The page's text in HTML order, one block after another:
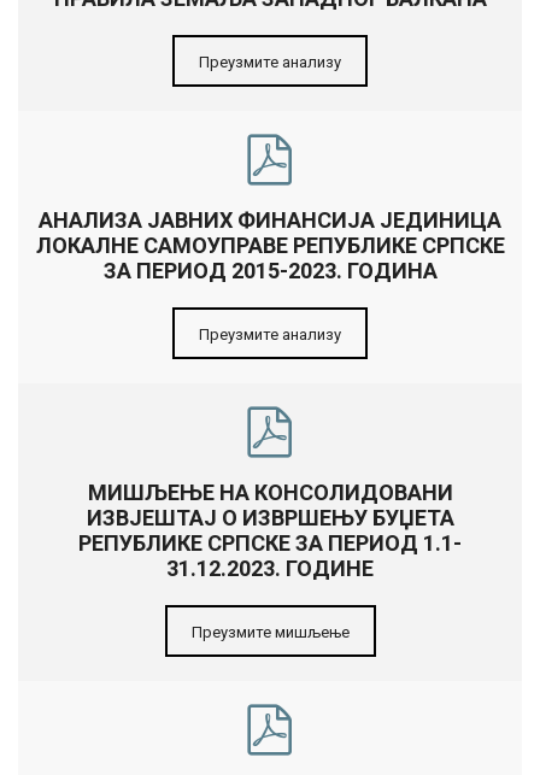
Преузмите анализу
АНАЛИЗА ЈАВНИХ ФИНАНСИЈА ЈЕДИНИЦА
ЛОКАЛНЕ САМОУПРАВЕ РЕПУБЛИКЕ СРПСКЕ
ЗА ПЕРИОД 2015-2023. ГОДИНА
Преузмите анализу
МИШЉЕЊЕ НА КОНСОЛИДОВАНИ
ИЗВЈЕШТАЈ О ИЗВРШЕЊУ БУЏЕТА
РЕПУБЛИКЕ СРПСКЕ ЗА ПЕРИОД 1.1-
31.12.2023. ГОДИНЕ
Преузмите мишљење